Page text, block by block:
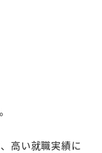
高い就職実績に